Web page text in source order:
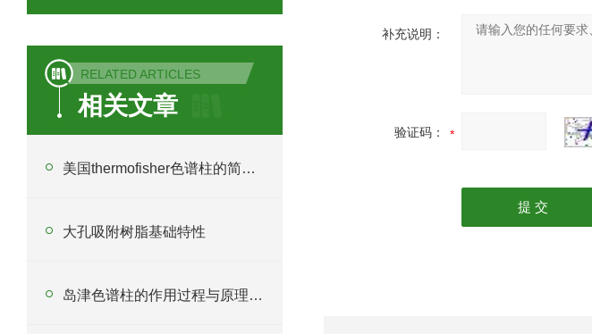
RELATED ARTICLES
相关文章
美国thermofisher色谱柱的简单注意事项
大孔吸附树脂基础特性
岛津色谱柱的作用过程与原理分析
补充说明：
验证码：